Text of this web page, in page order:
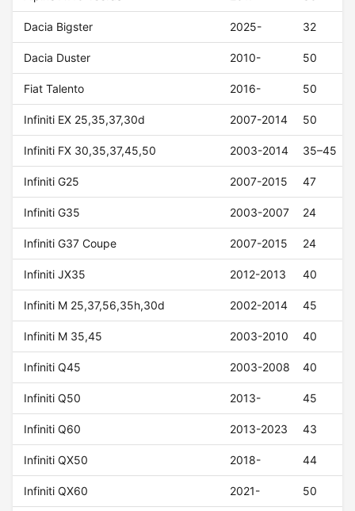
Dacia Bigster 2025- 32
Dacia Duster 2010- 50
Fiat Talento 2016- 50
Infiniti EX 25,35,37,30d 2007-2014 50
Infiniti FX 30,35,37,45,50 2003-2014 35–45
Infiniti G25 2007-2015 47
Infiniti G35 2003-2007 24
Infiniti G37 Coupe 2007-2015 24
Infiniti JX35 2012-2013 40
Infiniti M 25,37,56,35h,30d 2002-2014 45
Infiniti M 35,45 2003-2010 40
Infiniti Q45 2003-2008 40
Infiniti Q50 2013- 45
Infiniti Q60 2013-2023 43
Infiniti QX50 2018- 44
Infiniti QX60 2021- 50